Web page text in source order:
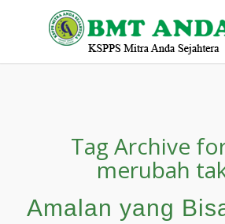
Tag Archive
merubah
Amalan yang